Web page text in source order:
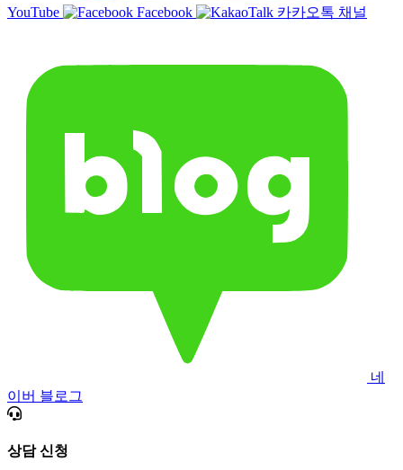
YouTube Facebook 카카오톡 채널
네
이버 블로그
상담 신청